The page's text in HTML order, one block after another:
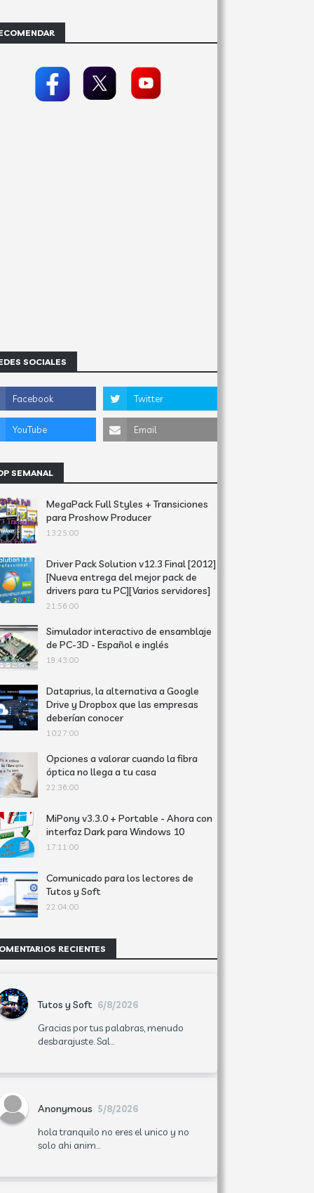
SOCIALES
SEMANAL
MegaPack Full Styles + Transiciones
para Proshow Producer
13:25:00
Driver Pack Solution v12.3 Final [2012]
[Nueva entrega del mejor pack de
drivers para tu PC][Varios servidores]
21:56:00
Simulador interactivo de ensamblaje
de PC-3D - Español e inglés
19:43:00
Dataprius, la alternativa a Google
Drive y Dropbox que las empresas
deberían conocer
10:27:00
Opciones a valorar cuando la fibra
óptica no llega a tu casa
22:36:00
MiPony v3.3.0 + Portable - Ahora con
interfaz Dark para Windows 10
17:11:00
Comunicado para los lectores de
Tutos y Soft
22:04:00
RECIENTES
Tutos y Soft 6/8/2026
Gracias por tus palabras, menudo
desbarajuste. Sal...
Anonymous 5/8/2026
hola tranquilo no eres el unico y no
solo ahi anim...